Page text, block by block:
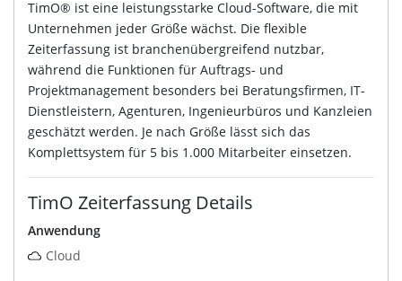
TimO® ist eine leistungsstarke Cloud-Software, die mit
Unternehmen jeder Größe wächst. Die flexible
Zeiterfassung ist branchenübergreifend nutzbar,
während die Funktionen für Auftrags- und
Projektmanagement besonders bei Beratungsfirmen, IT-
Dienstleistern, Agenturen, Ingenieurbüros und Kanzleien
geschätzt werden. Je nach Größe lässt sich das
Komplettsystem für 5 bis 1.000 Mitarbeiter einsetzen.
TimO Zeiterfassung Details
Anwendung
Cloud